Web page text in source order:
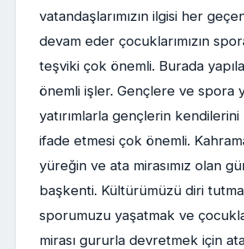
vatandaşlarımızın ilgisi her
devam eder çocuklarımızın
teşviki çok önemli. Burada
önemli işler. Gençlere ve spora
yatırımlarla gençlerin
ifade etmesi çok önemli.
yüreğin ve ata mirasımız olan
başkenti. Kültürümüzü diri
sporumuzu yaşatmak ve
mirası gururla devretmek için